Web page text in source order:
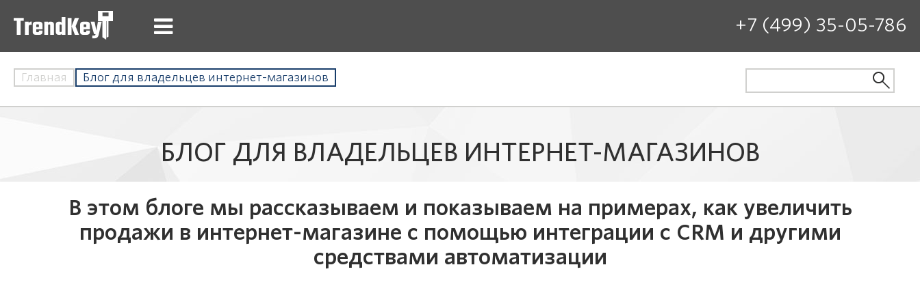
+7 (499) 35-05-786
Главная Блог для владельцев интернет-магазинов
БЛОГ ДЛЯ ВЛАДЕЛЬЦЕВ ИНТЕРНЕТ-МАГАЗИНОВ
В этом блоге мы рассказываем и показываем на примерах, как увеличить
продажи в интернет-магазине с помощью интеграции с CRM и другими
средствами автоматизации